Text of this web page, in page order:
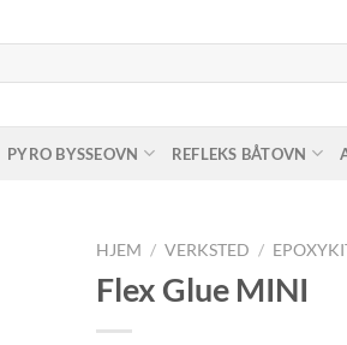
PYRO BYSSEOVN REFLEKS BÅTOVN
HJEM / VERKSTED /
Flex Glue MINI